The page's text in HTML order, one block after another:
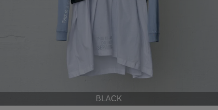
BLACK